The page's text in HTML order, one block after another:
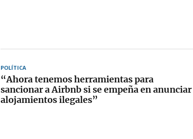
POLÍTICA
“Ahora tenemos herramientas para
sancionar a Airbnb si se empeña en anunciar
alojamientos ilegales”